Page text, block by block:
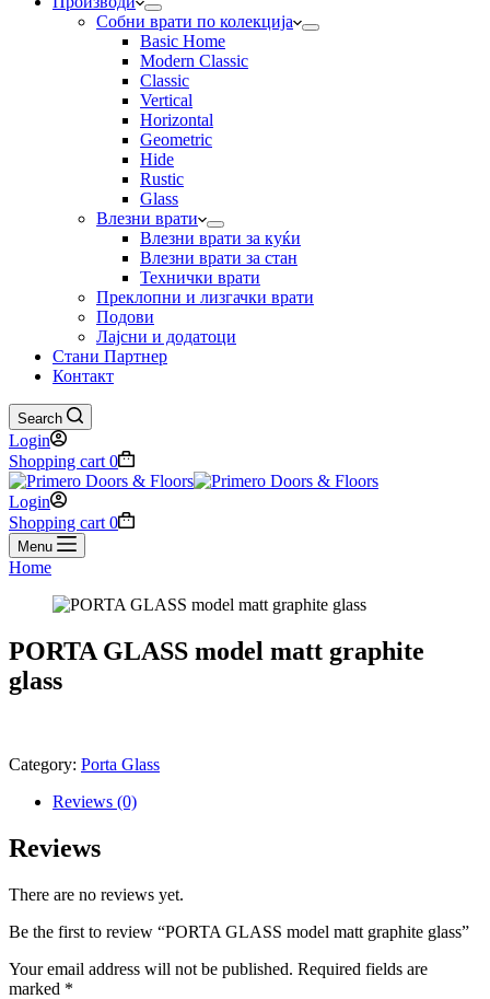
Собни врати по колекција
Basic Home
Modern Classic
Classic
Vertical
Horizontal
Geometric
Hide
Rustic
Glass
Влезни врати
Влезни врати за куќи
Влезни врати за стан
Технички врати
Преклопни и лизгачки врати
Подови
Лајсни и додатоци
Стани Партнер
Контакт
Search
Login
Shopping cart 0
Login
Shopping cart 0
Menu
Home
PORTA GLASS model matt graphite
glass
Category: Porta Glass
Reviews (0)
Reviews
There are no reviews yet.
Be the first to review “PORTA GLASS model matt graphite glass”
Your email address will not be published. Required fields are
marked *